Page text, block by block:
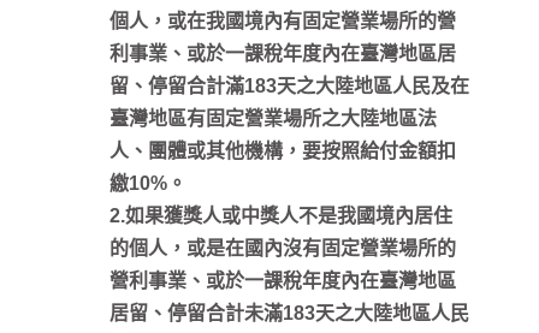
個人，或在我國境內有固定營業場所的營
利事業、或於一課稅年度內在臺灣地區居
留、停留合計滿183天之大陸地區人民及在
臺灣地區有固定營業場所之大陸地區法
人、團體或其他機構，要按照給付金額扣
繳10%。
2.如果獲獎人或中獎人不是我國境內居住
的個人，或是在國內沒有固定營業場所的
營利事業、或於一課稅年度內在臺灣地區
居留、停留合計未滿183天之大陸地區人民